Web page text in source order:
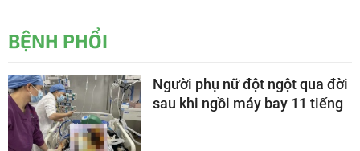
BỆNH PHỔI
Người phụ nữ đột ngột qua đời
sau khi ngồi máy bay 11 tiếng